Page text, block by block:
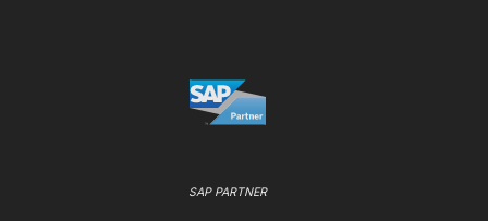
SAP PARTNER